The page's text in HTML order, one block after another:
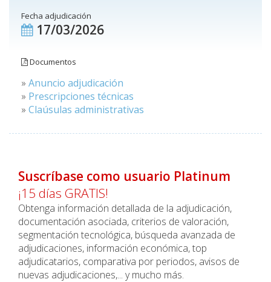
Fecha adjudicación
17/03/2026
Documentos
» Anuncio adjudicación
» Prescripciones técnicas
» Claúsulas administrativas
Suscríbase como usuario Platinum
¡15 días GRATIS!
Obtenga información detallada de la adjudicación,
documentación asociada, criterios de valoración,
segmentación tecnológica, búsqueda avanzada de
adjudicaciones, información económica, top
adjudicatarios, comparativa por periodos, avisos de
nuevas adjudicaciones,... y mucho más.